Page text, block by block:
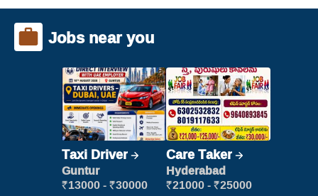
Jobs near you
Taxi Driver
Guntur
₹13000 - ₹30000
Care Taker
Hyderabad
₹21000 - ₹25000